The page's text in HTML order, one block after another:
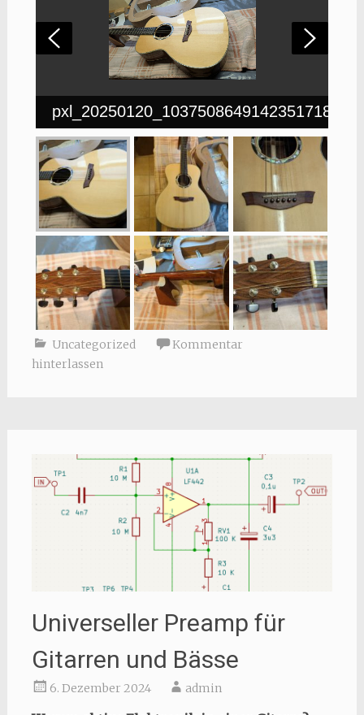
Uncategorized
Kommentar
hinterlassen
Universeller Preamp für
Gitarren und Bässe
6. Dezember 2024 admin